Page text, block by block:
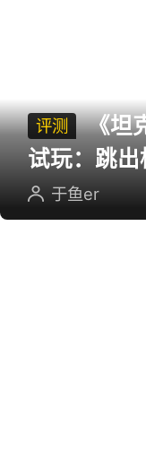
评测
《坦克世界：征程》CJ
试玩：跳
英雄射击
于鱼er